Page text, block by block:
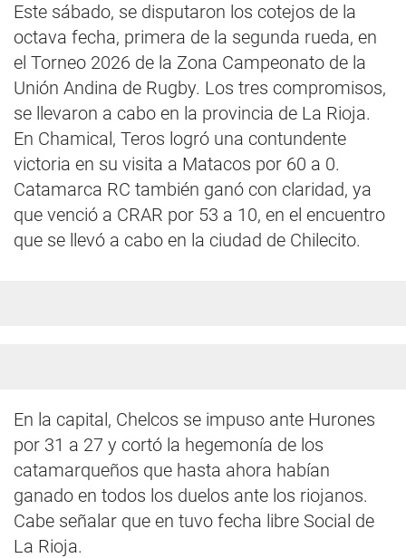
Este sábado, se disputaron los cotejos de la
octava fecha, primera de la segunda rueda, en
el Torneo 2026 de la Zona Campeonato de la
Unión Andina de Rugby. Los tres compromisos,
se llevaron a cabo en la provincia de La Rioja.
En Chamical, Teros logró una contundente
victoria en su visita a Matacos por 60 a 0.
Catamarca RC también ganó con claridad, ya
que venció a CRAR por 53 a 10, en el encuentro
que se llevó a cabo en la ciudad de Chilecito.
En la capital, Chelcos se impuso ante Hurones
por 31 a 27 y cortó la hegemonía de los
catamarqueños que hasta ahora habían
ganado en todos los duelos ante los riojanos.
Cabe señalar que en tuvo fecha libre Social de
La Rioja.